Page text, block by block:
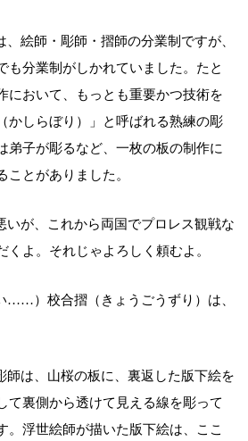
絵師・彫師・摺師の分業制ですが、
も分業制がしかれていました。たと
において、もっとも重要かつ技術を
かしらぼり）」と呼ばれる熟練の彫
弟子が彫るなど、一枚の板の制作に
ことがありました。
いが、これから両国でプロレス観戦な
くよ。それじゃよろしく頼むよ。
……）校合摺（きょうごうずり）は、
は、山桜の板に、裏返した版下絵を
て裏側から透けて見える線を彫って
。浮世絵師が描いた版下絵は、ここ